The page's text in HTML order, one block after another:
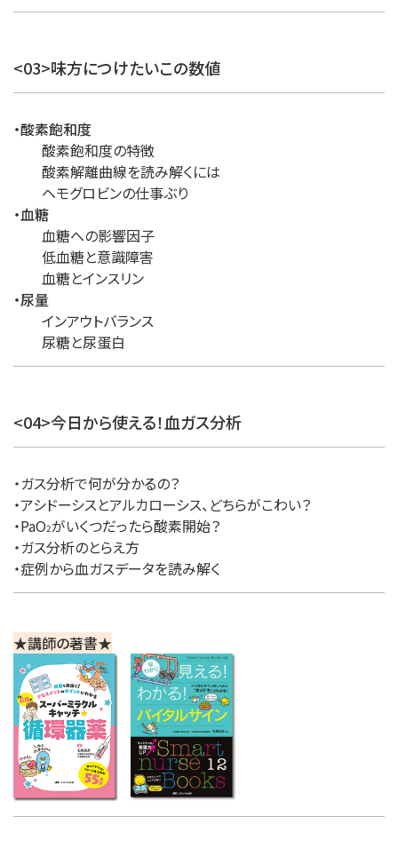
<03>味方につけたいこの数値
・酸素飽和度
酸素飽和度の特徴
酸素解離曲線を読み解くには
ヘモグロビンの仕事ぶり
・血糖
血糖への影響因子
低血糖と意識障害
血糖とインスリン
・尿量
インアウトバランス
尿糖と尿蛋白
<04>今日から使える！血ガス分析
・ガス分析で何が分かるの？
・アシドーシスとアルカローシス、どちらがこわい？
・PaO2がいくつだったら酸素開始？
・ガス分析のとらえ方
・症例から血ガスデータを読み解く
★講師の著書★